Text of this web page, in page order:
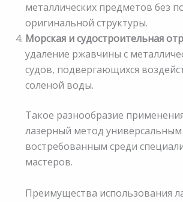
металлических предметов без
оригинальной структуры.
Морская и судостроительная
удаление ржавчины с
судов, подвергающихся
соленой воды.
Такое разнообразие
лазерный метод
востребованным среди
мастеров.
Преимущества использования